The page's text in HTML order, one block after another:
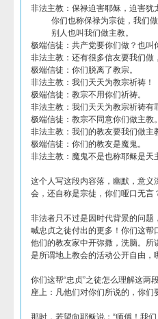
非法主教：保禄迫害耶稣，迫害犹
你们也称保禄为宗徒，我们做
别人也叫我们做主教。
极端信徒：共产党要你们做？也叫
非法主教：还有很多信友要我们做
极端信徒：你们脱离了教宗。
非法主教：我们天天为教宗祈祷！
极端信徒：教宗不用你们祈祷。
非法主教：我们天天为教宗祈祷有
极端信徒：教宗不同意你们做主教。
非法主教：我们的教友要我们做主
极端信徒：你们的教友是魔鬼。
非法主教：魔鬼不是也称耶稣是天
这个人写这段内容落，幽默，意
会，还自称是宗徒，你们哑口无
非法者只不过是因时代背景的问
喊忠贞之徒付出的更多！你们这帮
他们的教友家中开弥撒，洗脑。
是所谓地上教会的活动公开自由，
你们这帮“忠贞”之徒怎么理解这两
座上：凡他们对你们所说的，你
那时，若望向耶稣说：“师傅！我